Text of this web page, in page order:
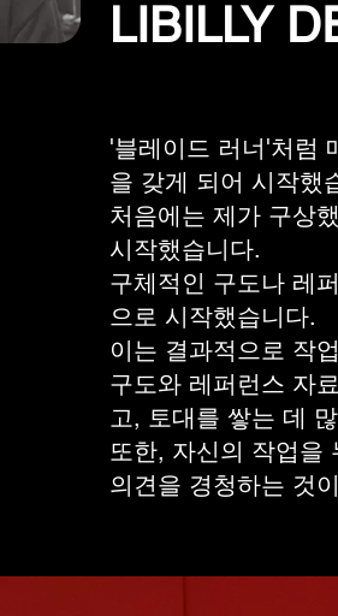
LIBILLY
'블레이드 러너'처럼
을 갖게 되어 시작했
처음에는 제가 구상
시작했습니다.
구체적인 구도나 레
으로 시작했습니다.
이는 결과적으로 작
구도와 레퍼런스 자
고, 토대를 쌓는 데
또한, 자신의 작업을
의견을 경청하는 것